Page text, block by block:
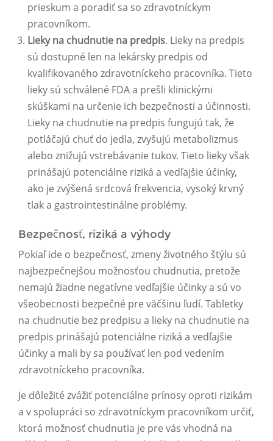
prieskum a poradiť sa so zdravotníckym
pracovníkom.
Lieky na chudnutie na predpis. Lieky na predpis
sú dostupné len na lekársky predpis od
kvalifikovaného zdravotníckeho pracovníka. Tieto
lieky sú schválené FDA a prešli klinickými
skúškami na určenie ich bezpečnosti a účinnosti.
Lieky na chudnutie na predpis fungujú tak, že
potláčajú chuť do jedla, zvyšujú metabolizmus
alebo znižujú vstrebávanie tukov. Tieto lieky však
prinášajú potenciálne riziká a vedľajšie účinky,
ako je zvýšená srdcová frekvencia, vysoký krvný
tlak a gastrointestinálne problémy.
Bezpečnosť, riziká a výhody
Pokiaľ ide o bezpečnosť, zmeny životného štýlu sú
najbezpečnejšou možnosťou chudnutia, pretože
nemajú žiadne negatívne vedľajšie účinky a sú vo
všeobecnosti bezpečné pre väčšinu ľudí. Tabletky
na chudnutie bez predpisu a lieky na chudnutie na
predpis prinášajú potenciálne riziká a vedľajšie
účinky a mali by sa používať len pod vedením
zdravotníckeho pracovníka.
Je dôležité zvážiť potenciálne prínosy oproti rizikám
a v spolupráci so zdravotníckym pracovníkom určiť,
ktorá možnosť chudnutia je pre vás vhodná na